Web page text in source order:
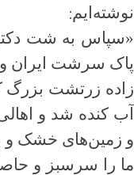
نوشته‌ایم:
«سپاس به شت
پاک سرشت ایران و
زاده زرتشت بزرگ
آب کنده شد و
و زمین‌های خشک
ما را سرسبز و